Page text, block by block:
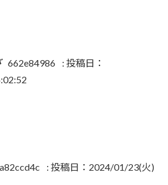
662e84986 : 投稿日：
: 投稿日：2024/01/23(火)